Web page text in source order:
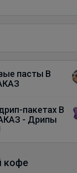
пасты В
пакетах В
- Дрипы
кофе